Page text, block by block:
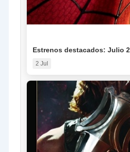
Estrenos destacados: Julio
2 Jul